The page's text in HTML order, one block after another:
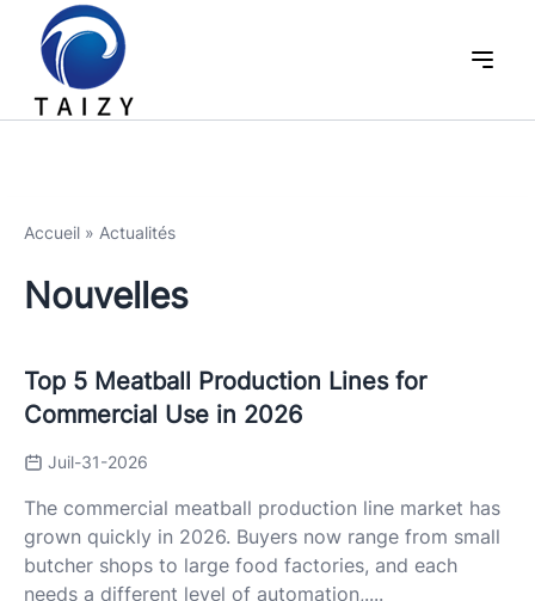
Accueil » Actualités
Nouvelles
Top 5 Meatball Production Lines for
Commercial Use in 2026
Juil-31-2026
The commercial meatball production line market has
grown quickly in 2026. Buyers now range from small
butcher shops to large food factories, and each
needs a different level of automation,....